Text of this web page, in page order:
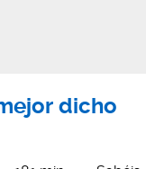
dicho